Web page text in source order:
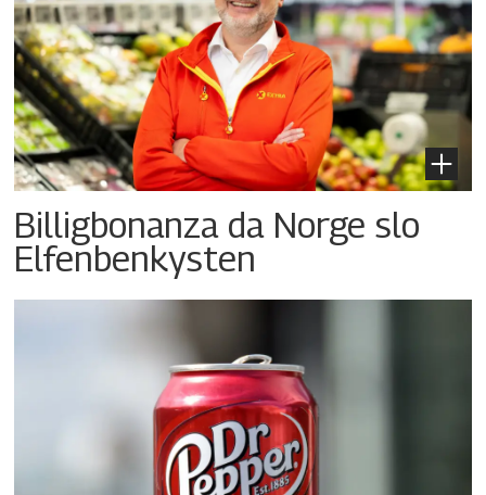
Billigbonanza da Norge slo
Elfenbenkysten